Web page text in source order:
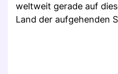
weltweit gerade auf
Land der aufgehenden